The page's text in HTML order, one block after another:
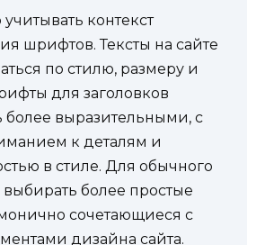
контекст
шрифтов. Тексты на сайте
по стилю, размеру и
для заголовков
выразительными, с
к деталям и
в стиле. Для обычного
выбирать более простые
сочетающиеся с
дизайна сайта.